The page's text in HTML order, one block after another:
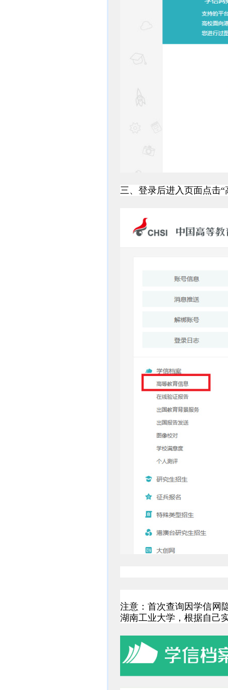
三、 登录后进入页面点击
注意：首次查询因学信网
湖南工业大学，根据自己